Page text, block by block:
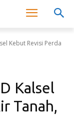
Kebut Revisi Perda
Kalsel
Tanah,